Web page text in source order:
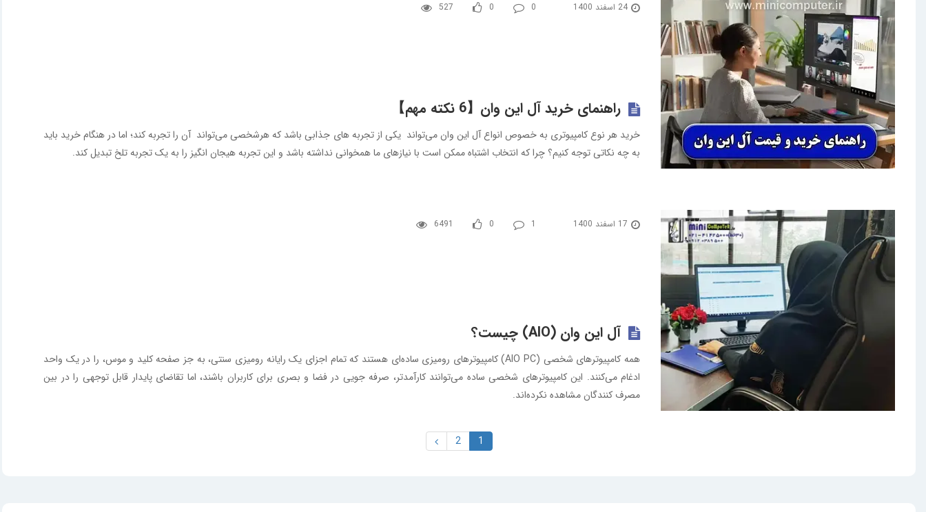
24 اسفند 1400 527 0 0
راهنمای خرید آل این وان【6 نکته مهم】
خرید هر نوع کامپیوتری به خصوص انواع آل این وان می‌‌تواند یکی از تجربه های جذابی باشد که هرشخصی می‌‌تواند آن را تجربه کند؛ اما در هنگام خرید باید
به چه نکاتی توجه کنیم؟ چرا که انتخاب اشتباه ممکن است با نیاز‌های ما همخوانی نداشته باشد و این تجربه هیجان انگیز را به یک تجربه تلخ تبدیل کند.
17 اسفند 1400 6491 0 1
آل این وان (AIO) چیست؟
همه کامپیوترهای شخصی (AIO PC) کامپیوترهای رومیزی ساده‌ای هستند که تمام اجزای یک رایانه رومیزی سنتی، به جز صفحه کلید و موس، را در یک واحد
ادغام می‌کنند. این کامپیوترهای شخصی ساده می‌توانند کارآمدتر، صرفه جویی در فضا و بصری برای کاربران باشند، اما تقاضای پایدار قابل توجهی را در بین
مصرف کنندگان مشاهده نکرده‌اند.
1
2